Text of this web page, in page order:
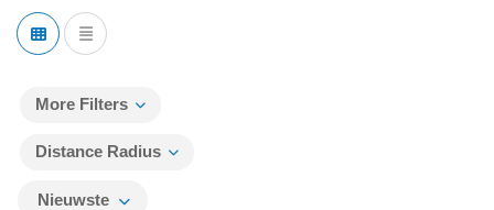
More Filters
Distance Radius
Nieuwste